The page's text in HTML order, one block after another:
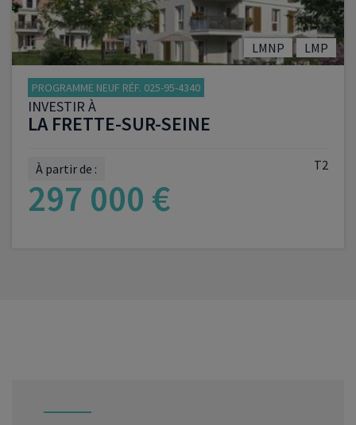
LMNP LMP
PROGRAMME NEUF RÉF. 025-95-4340
INVESTIR À
LA FRETTE-SUR-SEINE
T2
À partir de :
297 000 €